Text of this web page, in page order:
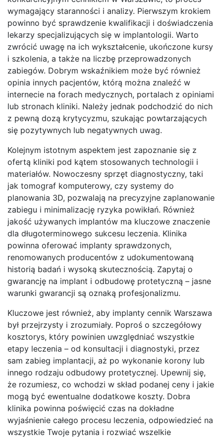
wymagający staranności i analizy. Pierwszym krokiem
powinno być sprawdzenie kwalifikacji i doświadczenia
lekarzy specjalizujących się w implantologii. Warto
zwrócić uwagę na ich wykształcenie, ukończone kursy
i szkolenia, a także na liczbę przeprowadzonych
zabiegów. Dobrym wskaźnikiem może być również
opinia innych pacjentów, którą można znaleźć w
internecie na forach medycznych, portalach z opiniami
lub stronach kliniki. Należy jednak podchodzić do nich
z pewną dozą krytycyzmu, szukając powtarzających
się pozytywnych lub negatywnych uwag.
Kolejnym istotnym aspektem jest zapoznanie się z
ofertą kliniki pod kątem stosowanych technologii i
materiałów. Nowoczesny sprzęt diagnostyczny, taki
jak tomograf komputerowy, czy systemy do
planowania 3D, pozwalają na precyzyjne zaplanowanie
zabiegu i minimalizację ryzyka powikłań. Również
jakość używanych implantów ma kluczowe znaczenie
dla długoterminowego sukcesu leczenia. Klinika
powinna oferować implanty sprawdzonych,
renomowanych producentów z udokumentowaną
historią badań i wysoką skutecznością. Zapytaj o
gwarancję na implant i odbudowę protetyczną – jasne
warunki gwarancji są oznaką profesjonalizmu.
Kluczowe jest również, aby implanty cennik Warszawa
był przejrzysty i zrozumiały. Poproś o szczegółowy
kosztorys, który powinien uwzględniać wszystkie
etapy leczenia – od konsultacji i diagnostyki, przez
sam zabieg implantacji, aż po wykonanie korony lub
innego rodzaju odbudowy protetycznej. Upewnij się,
że rozumiesz, co wchodzi w skład podanej ceny i jakie
mogą być ewentualne dodatkowe koszty. Dobra
klinika powinna poświęcić czas na dokładne
wyjaśnienie całego procesu leczenia, odpowiedzieć na
wszystkie Twoje pytania i rozwiać wszelkie